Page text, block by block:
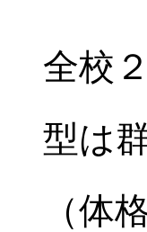
全校
型は
（体